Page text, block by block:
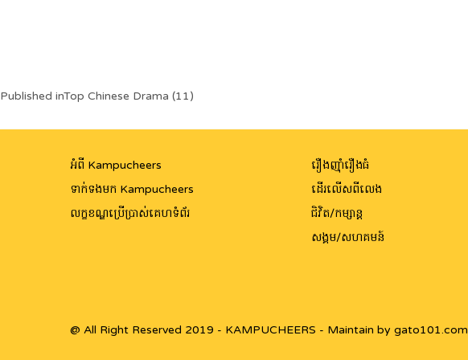
Post
navigation
Published inTop Chinese Drama (11)
អំពី Kampucheers
ទាក់ទងមក Kampucheers
លក្ខខណ្ឌប្រើប្រាស់គេហទំព័រ
រឿងញ៉ាំរឿងធំ
ដើរលើសពីលេង
ជិវិត/កម្សាន្ត
សង្គម/សហគមន៍
@ All Right Reserved 2019 - KAMPUCHEERS - Maintain by gato101.com